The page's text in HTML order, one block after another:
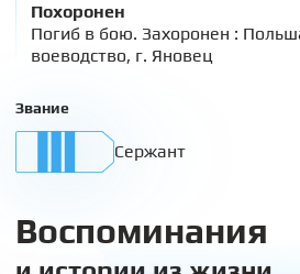
Похоронен
Погиб в бою. Захоронен :
воеводство, г. Яновец
Звание
Сержант
Воспоминания